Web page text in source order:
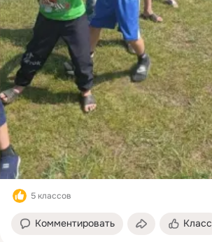
5 классов
Комментировать Класс